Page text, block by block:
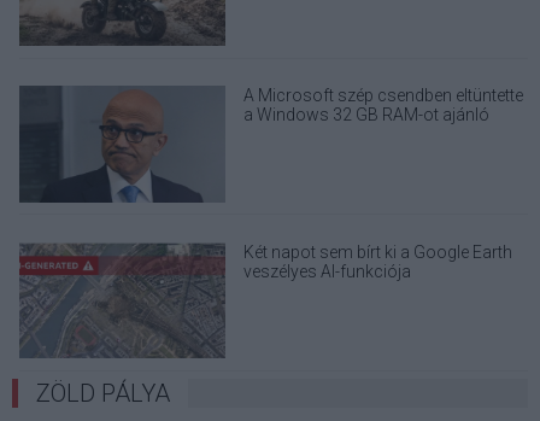
A Microsoft szép csendben eltüntette
a Windows 32 GB RAM-ot ajánló
Két napot sem bírt ki a Google Earth
veszélyes AI-funkciója
ZÖLD PÁLYA